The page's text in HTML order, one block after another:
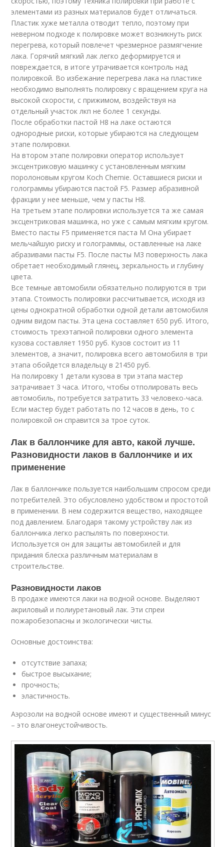
элементами из разных материалов будет отличаться.
Пластик хуже металла отводит тепло, поэтому при
неверном подходе к полировке может возникнуть риск
перегрева, который повлечет чрезмерное размягчение
лака. Горячий мягкий лак легко деформируется и
повреждается, в итоге утрачивается контроль над
полировкой. Во избежание перегрева лака на пластике
необходимо выполнять полировку с вращением круга на
высокой скорости, с прижимом, воздействуя на
отдельный участок лкп не более 1 секунды.
После обработки пастой H8 на лаке остаются
однородные риски, которые убираются на следующем
этапе полировки.
На втором этапе полировки оператор использует
эксцентриковую машинку с установленным мягким
поролоновым кругом Koch Chemie. Оставшиеся риски и
голограммы убираются пастой F5. Размер абразивной
фракции у нее меньше, чем у пасты H8.
На третьем этапе полировки используется та же самая
эксцентриковая машинка, но уже с самым мягким кругом.
Вместо пасты F5 применяется паста M Она убирает
мельчайшую риску и голограммы, оставленные на лаке
абразивами пасты F5. После пасты M3 поверхность лака
обретает необходимый глянец, зеркальность и глубину
цвета.
Все темные автомобили обязательно полируются в три
этапа. Стоимость полировки рассчитывается, исходя из
цены однократной обработки одной детали автомобиля
одним видом пасты. Эта цена составляет 650 руб. Итого,
стоимость трехэтапной полировки одного элемента
кузова составляет 1950 руб. Кузов состоит из 11
элементов, а значит, полировка всего автомобиля в три
этапа обойдется владельцу в 21450 руб.
На полировку 1 детали кузова в три этапа мастер
затрачивает 3 часа. Итого, чтобы отполировать весь
автомобиль, потребуется затратить 33 человеко-часа.
Если мастер будет работать по 12 часов в день, то с
полировкой он справится за трое суток.
Лак в баллончике для авто, какой лучше.
Разновидности лаков в баллончике и их
применение
Лак в баллончике пользуется наибольшим спросом среди
потребителей. Это обусловлено удобством и простотой
в применении. В нем содержится вещество, находящее
под давлением. Благодаря такому устройству лак из
баллончика легко распылять по поверхности.
Используется он для защиты автомобилей и для
придания блеска различным материалам в
строительстве.
Разновидности лаков
В продаже имеются лаки на водной основе. Выделяют
акриловый и полиуретановый лак. Эти спреи
пожаробезопасны и экологически чисты.
Основные достоинства:
отсутствие запаха;
быстрое высыхание;
прочность;
эластичность.
Аэрозоли на водной основе имеют и существенный минус
– это влагонеустойчивость.